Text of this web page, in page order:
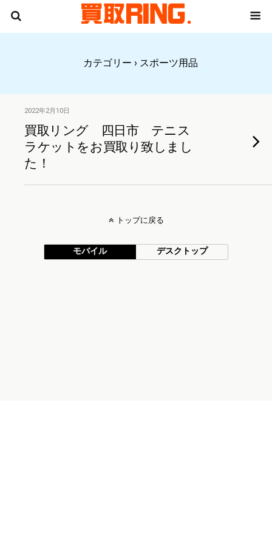
カテゴリー › スポーツ用品
2022年2月10日
買取リング 四日市 テニス
ラケットをお買取り致しまし
た！
トップに戻る
モバイル デスクトップ